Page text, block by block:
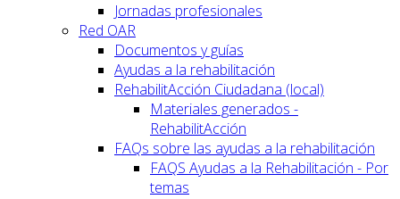
Jornadas profesionales
Red OAR
Documentos y guías
Ayudas a la rehabilitación
RehabilitAcción Ciudadana (local)
Materiales generados -
RehabilitAcción
FAQs sobre las ayudas a la rehabilitación
FAQS Ayudas a la Rehabilitación - Por
temas